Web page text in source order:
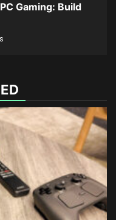
Gaming: Build